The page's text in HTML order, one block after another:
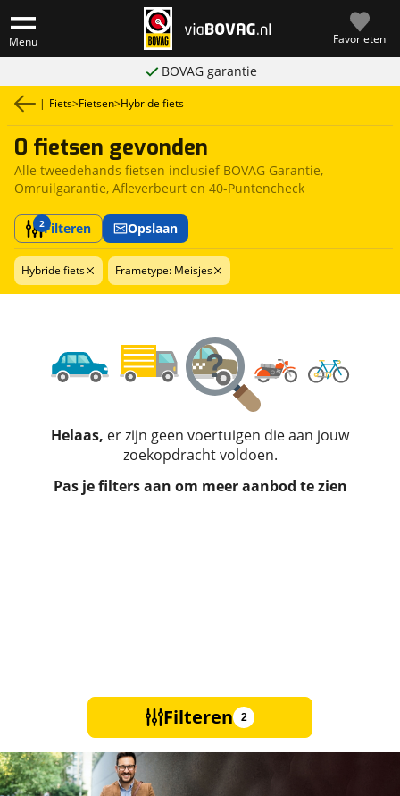
Menu Favorieten
BOVAG garantie
| Fiets>Fietsen>Hybride fiets
0 fietsen gevonden
Alle tweedehands fietsen inclusief BOVAG Garantie,
Omruilgarantie, Afleverbeurt en 40-Puntencheck
2Filteren Opslaan
Hybride fiets Frametype: Meisjes
Helaas, er zijn geen voertuigen die aan jouw
zoekopdracht voldoen.
Pas je filters aan om meer aanbod te zien
Filteren 2